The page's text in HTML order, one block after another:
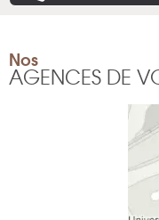
Nos
AGENCES DE